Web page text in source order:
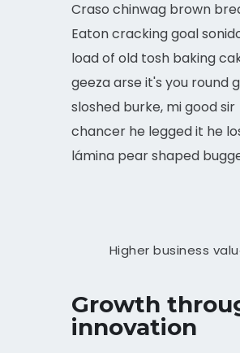
Craso chinwag brown
Eaton cracking goal
load of old tosh baking
geeza arse it's you round
sloshed burke, mi good sir
chancer he legged it he
lámina pear shaped
Higher business
Growth
innovation